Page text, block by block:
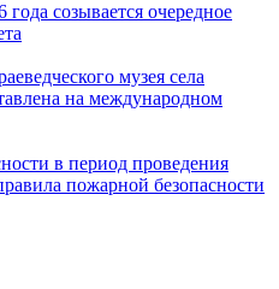
созывается очередное
музея села
на международном
в период проведения
пожарной безопасности